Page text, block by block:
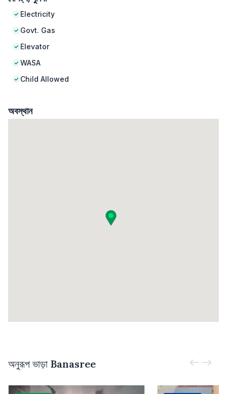
Electricity
Govt. Gas
Elevator
WASA
Child Allowed
অবস্থান
অনুরূপ ভাড়া Banasree